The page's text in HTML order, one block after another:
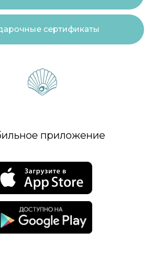
сертификаты
приложение